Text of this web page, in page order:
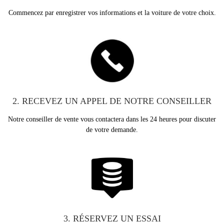
Commencez par enregistrer vos informations et la voiture de votre choix.
2. RECEVEZ UN APPEL DE NOTRE CONSEILLER
Notre conseiller de vente vous contactera dans les 24 heures pour discuter
de votre demande.
3. RÉSERVEZ UN ESSAI